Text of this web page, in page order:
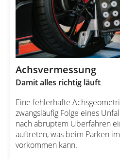
Achsvermessung
Damit alles richtig läuft
Eine fehlerhafte
zwangsläufig Folge eines
nach abruptem Überfahren
auftreten, was beim Parken
vorkommen kann.